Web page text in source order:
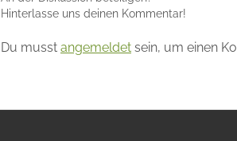
Hinterlasse uns deinen Kommentar!
Du musst angemeldet sein, um einen